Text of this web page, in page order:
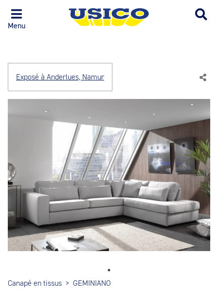
Menu
Exposé à Anderlues, Namur
Canapé en tissus > GEMINIANO